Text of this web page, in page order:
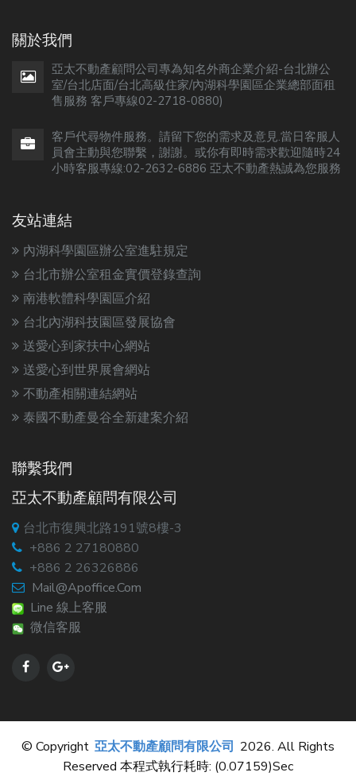
關於我們
亞太不動產顧問公司專為知名外商企業介紹-台北辦公
室/台北店面/台北高級住家/內湖科學園區企業總部面租
售服務 客戶專線02-2718-0880)
客戶代尋物件服務。請留下您的需求及意見.當日客服人
員會主動與您聯繫，謝謝。或你有即時需求歡迎隨時24
小時客服專線:02-2632-6886 亞太不動產熱誠為您服務
友站連結
內湖科學園區辦公室進駐規定
台北市辦公室租金實價登錄查詢
南港軟體科學園區介紹
台北內湖科技園區發展協會
送愛心到家扶中心網站
送愛心到世界展會網站
不動產相關連結網站
泰國不動產曼谷全新建案介紹
聯繫我們
亞太不動產顧問有限公司
台北市復興北路191號8樓-3
+886 2 27180880
+886 2 26326886
Mail@apoffice.com
Line 線上客服
微信客服
© Copyright 亞太不動產顧問有限公司 2026. All Rights
Reserved 本程式執行耗時: (0.07159)sec